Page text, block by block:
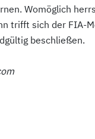
Womöglich
trifft sich der
beschließen.